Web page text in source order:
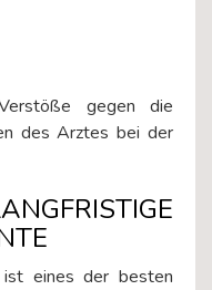
gegen die
des Arztes bei der
eines der besten